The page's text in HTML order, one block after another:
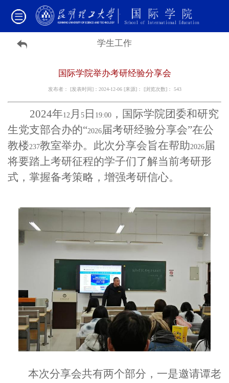
学生工作
国际学院举办考研经验分享会
发布者： [发表时间]：2024-12-06 [来源]： [浏览次数]： 543
2024年12 月 5 日 19:00 ，国际学院团委和研究
生党支部合办的“2026届考研经验分享会”在公
教楼237教室举办。此次分享会旨在帮助2026届
将要踏上考研征程的学子们了解当前考研形
式，掌握备考策略，增强考研信心。
本次分享会共有两个部分，一是邀请谭老